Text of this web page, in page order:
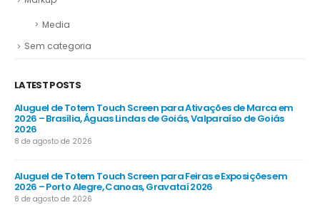
Media
Sem categoria
LATEST POSTS
Aluguel de Totem Touch Screen para Ativações de Marca em
2026 – Brasília, Águas Lindas de Goiás, Valparaíso de Goiás
2026
8 de agosto de 2026
Aluguel de Totem Touch Screen para Feiras e Exposições em
2026 – Porto Alegre, Canoas, Gravataí 2026
8 de agosto de 2026